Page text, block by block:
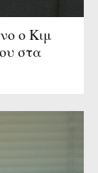
ο Κιμ
στα